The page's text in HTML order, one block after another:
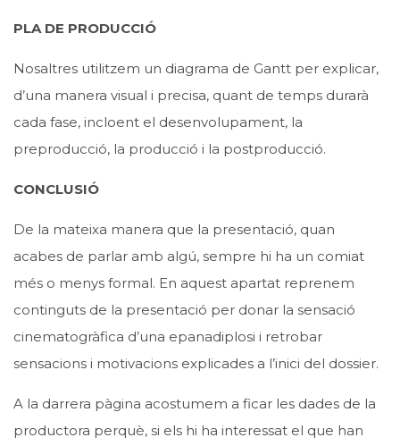
PLA DE PRODUCCIÓ
Nosaltres utilitzem un diagrama de Gantt per explicar,
d’una manera visual i precisa, quant de temps durarà
cada fase, incloent el desenvolupament, la
preproducció, la producció i la postproducció.
CONCLUSIÓ
De la mateixa manera que la presentació, quan
acabes de parlar amb algú, sempre hi ha un comiat
més o menys formal. En aquest apartat reprenem
continguts de la presentació per donar la sensació
cinematogràfica d’una epanadiplosi i retrobar
sensacions i motivacions explicades a l’inici del dossier.
A la darrera pàgina acostumem a ficar les dades de la
productora perquè, si els hi ha interessat el que han